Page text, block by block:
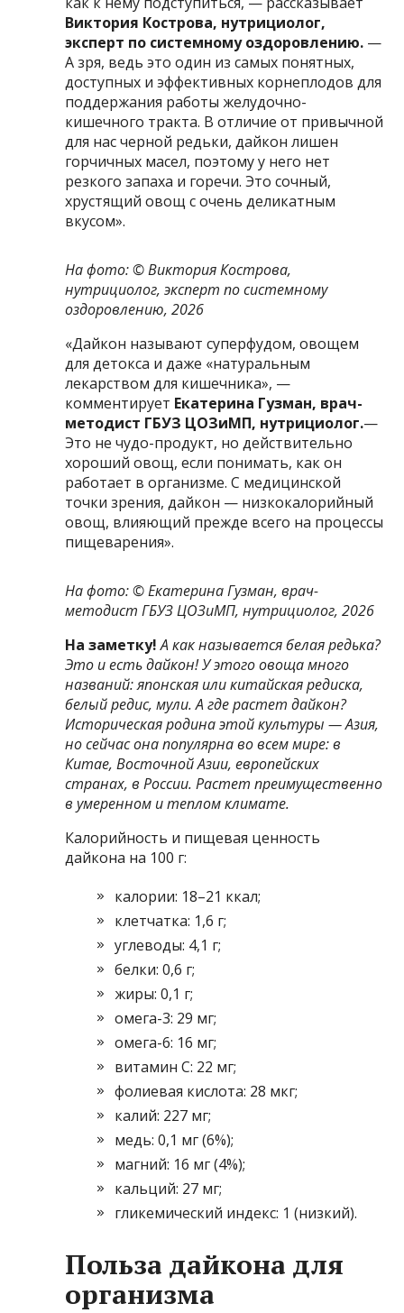
Виктория Кострова, нутрициолог,
эксперт по системному оздоровлению. —
А зря, ведь это один из самых понятных,
доступных и эффективных корнеплодов для
поддержания работы желудочно-
кишечного тракта. В отличие от привычной
для нас черной редьки, дайкон лишен
горчичных масел, поэтому у него нет
резкого запаха и горечи. Это сочный,
хрустящий овощ с очень деликатным
вкусом».
На фото: © Виктория Кострова,
нутрициолог, эксперт по системному
оздоровлению, 2026
«Дайкон называют суперфудом, овощем
для детокса и даже «натуральным
лекарством для кишечника», —
комментирует Екатерина Гузман, врач-
методист ГБУЗ ЦОЗиМП, нутрициолог.—
Это не чудо-продукт, но действительно
хороший овощ, если понимать, как он
работает в организме. С медицинской
точки зрения, дайкон — низкокалорийный
овощ, влияющий прежде всего на процессы
пищеварения».
На фото: © Екатерина Гузман, врач-
методист ГБУЗ ЦОЗиМП, нутрициолог, 2026
На заметку! Акак называется белая редька?
Это и есть дайкон! У этого овоща много
названий: японская иликитайская редиска,
белый редис, мули. Агде растет дайкон?
Историческая родина этой культуры — Азия,
но сейчас она популярна во всем мире: в
Китае, Восточной Азии, европейских
странах, в России. Растет преимущественно
в умеренном и теплом климате.
Калорийность и пищевая ценность
дайкона на 100 г:
калории: 18–21 ккал;
клетчатка: 1,6 г;
углеводы: 4,1 г;
белки: 0,6 г;
жиры: 0,1 г;
омега-3: 29 мг;
омега-6: 16 мг;
витамин С: 22 мг;
фолиевая кислота: 28 мкг;
калий: 227 мг;
медь: 0,1 мг (6%);
магний: 16 мг (4%);
кальций: 27 мг;
гликемический индекс: 1 (низкий).
Польза дайкона для
организма